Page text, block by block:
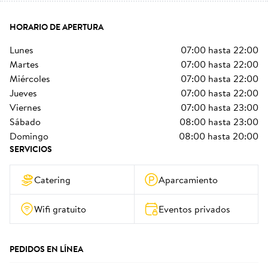
HORARIO DE APERTURA
lunes 07:00 hasta 22:00
martes
07:00 hasta 22:00
miércoles
07:00 hasta 22:00
jueves
07:00 hasta 22:00
viernes
07:00 hasta 23:00
sábado
08:00 hasta 23:00
domingo
08:00 hasta 20:00
SERVICIOS
Catering Aparcamiento
Wifi gratuito Eventos privados
PEDIDOS EN LÍNEA